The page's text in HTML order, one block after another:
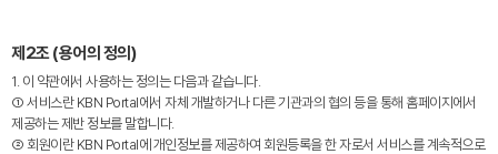
제2조 (용어의 정의)
1. 이 약관에서 사용하는 정의는 다음과 같습니다.
① 서비스란 KBN Portal에서 자체 개발하거나 다른 기관과의 협의 등을 통해 홈페이지에서
제공하는 제반 정보를 말합니다.
② 회원이란 KBN Portal에 개인정보를 제공하여 회원등록을 한 자로서 서비스를 계속적으로